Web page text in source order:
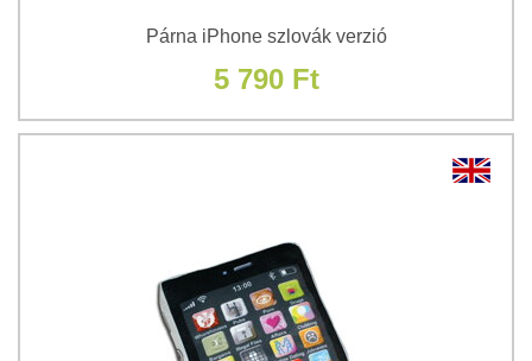
Párna iPhone szlovák verzió
5 790 Ft